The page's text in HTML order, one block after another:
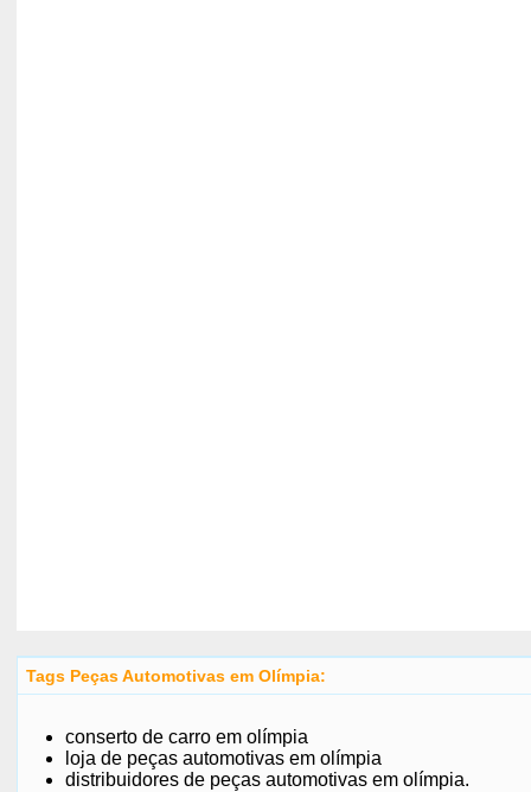
Tags Peças Automotivas em Olímpia:
conserto de carro em olímpia
loja de peças automotivas em olímpia
distribuidores de peças automotivas em olímpia.